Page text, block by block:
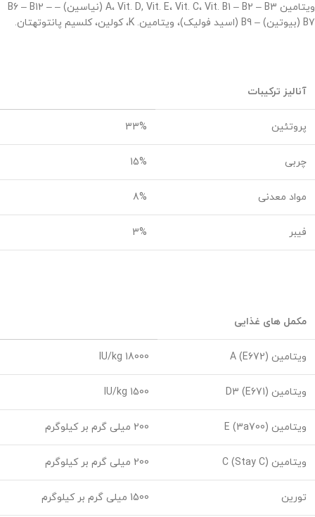
ویتامین A، Vit. D, Vit. E، Vit. C، Vit. B1 – B2 – B3 (نیاسین) – B6 – B12 –
B7 (بیوتین) – B9 (اسید فولیک)، ویتامین. K، کولین، کلسیم پانتوتهتان.
آنالیز ترکیبات
پروتئین 33%
چربی 15%
مواد معدنی 8%
فیبر 3%
مکمل های غذایی
ویتامین A (E672) 18000 IU/kg
ویتامین D3 (E671) 1500 IU/kg
ویتامین E (3a700) 200 میلی گرم بر کیلوگرم
ویتامین C (Stay C) 200 میلی گرم بر کیلوگرم
تورین 1500 میلی گرم بر کیلوگرم